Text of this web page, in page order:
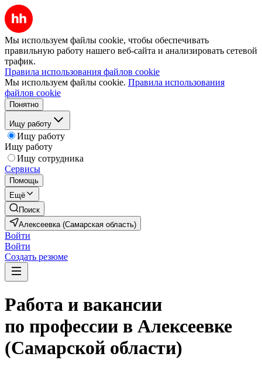
Мы используем файлы cookie, чтобы обеспечивать
правильную работу нашего веб-сайта и анализировать сетевой
трафик.
Правила использования файлов cookie
Мы используем файлы cookie. Правила использования
файлов cookie
Понятно
Ищу работу
Ищу работу
Ищу работу
Ищу сотрудника
Сервисы
Помощь
Ещё
Поиск
Алексеевка (Самарская область)
Войти
Войти
Создать резюме
Работа и вакансии
по профессии в Алексеевке
(Самарской области)